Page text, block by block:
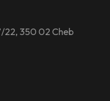
22, 350 02 Cheb